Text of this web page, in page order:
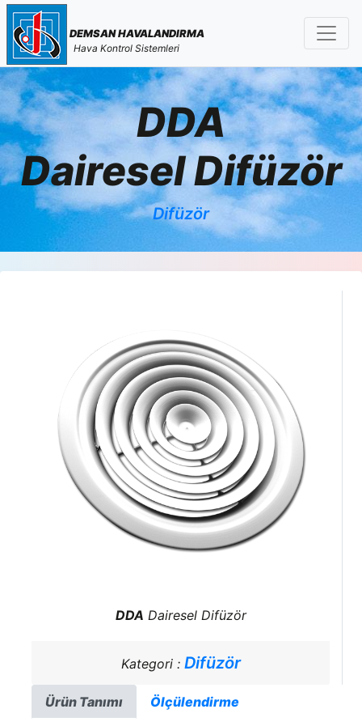
DEMSAN HAVALANDIRMA
Hava Kontrol Sistemleri
DDA
Dairesel Difüzör
Difüzör
DDA Dairesel Difüzör
Kategori : Difüzör
Ürün Tanımı Ölçülendirme